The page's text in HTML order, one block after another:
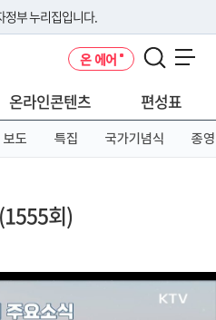
정부 누리집입니다.
주소를 사용하고 있다면 아래 URL에
온 에어
온라인콘텐츠 편성표
보도 특집 국가기념식 종영
회)